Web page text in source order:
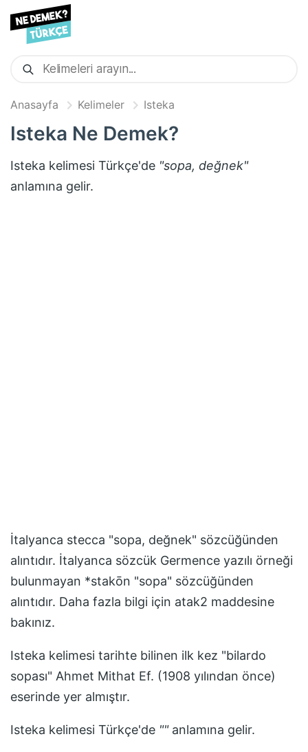
Anasayfa Kelimeler Isteka
Isteka Ne Demek?
Isteka kelimesi Türkçe'de "sopa, değnek"
anlamına gelir.
İtalyanca stecca "sopa, değnek" sözcüğünden
alıntıdır. İtalyanca sözcük Germence yazılı örneği
bulunmayan *stakōn "sopa" sözcüğünden
alıntıdır. Daha fazla bilgi için atak2 maddesine
bakınız.
Isteka kelimesi tarihte bilinen ilk kez "bilardo
sopası" Ahmet Mithat Ef. (1908 yılından önce)
eserinde yer almıştır.
Isteka kelimesi Türkçe'de ""anlamına gelir.